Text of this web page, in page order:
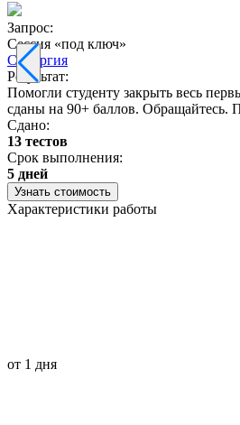
Запрос:
Сессия «под ключ»
Синергия
Результат:
Помогли студенту закрыть весь
сданы на 90+ баллов.
Сдано:
13 тестов
Срок выполнения:
5 дней
Узнать стоимость
Характеристики работы
от 1 дня